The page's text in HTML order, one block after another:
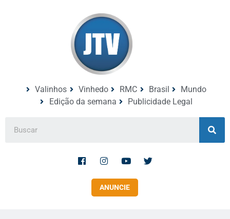
Valinhos Vinhedo RMC Brasil
Mundo
Edição da semana
Publicidade Legal
ANUNCIE